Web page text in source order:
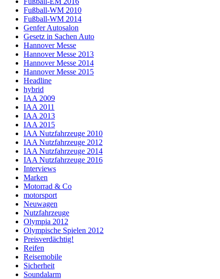
Fußball-WM 2010
Fußball-WM 2014
Genfer Autosalon
Gesetz in Sachen Auto
Hannover Messe
Hannover Messe 2013
Hannover Messe 2014
Hannover Messe 2015
Headline
hybrid
IAA 2009
IAA 2011
IAA 2013
IAA 2015
IAA Nutzfahrzeuge 2010
IAA Nutzfahrzeuge 2012
IAA Nutzfahrzeuge 2014
IAA Nutzfahrzeuge 2016
Interviews
Marken
Motorrad & Co
motorsport
Neuwagen
Nutzfahrzeuge
Olympia 2012
Olympische Spielen 2012
Preisverdächtig!
Reifen
Reisemobile
Sicherheit
Soundalarm